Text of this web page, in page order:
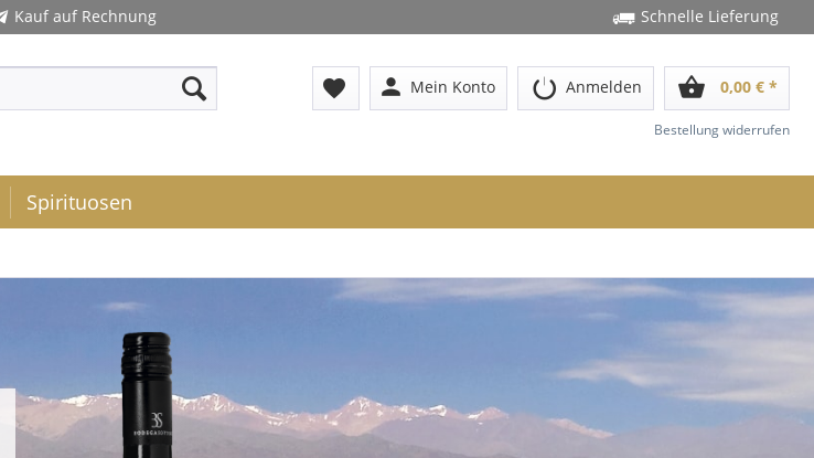
Kauf auf Rechnung Schnelle Lieferung
favorite person Mein Konto Anmelden shopping_basket 0,00 € *
Bestellung widerrufen
Spirituosen